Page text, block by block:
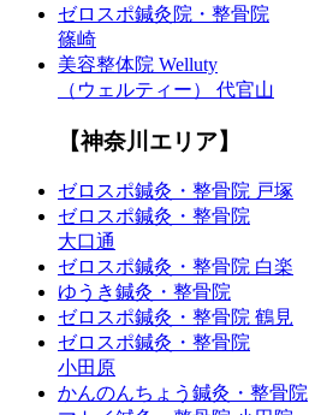
ゼロスポ鍼灸院・整骨院
篠崎
美容整体院 Welluty
（ウェルティー） 代官山
【神奈川エリア】
ゼロスポ鍼灸・整骨院 戸塚
ゼロスポ鍼灸・整骨院
大口通
ゼロスポ鍼灸・整骨院 白楽
ゆうき鍼灸・整骨院
ゼロスポ鍼灸・整骨院 鶴見
ゼロスポ鍼灸・整骨院
小田原
かんのんちょう鍼灸・整骨院